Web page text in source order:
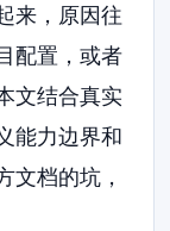
来，原因往
配置，或者
文结合真实
能力边界和
文档的坑，